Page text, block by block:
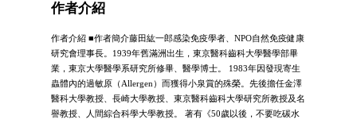
作者介紹
作者介紹 ■作者簡介藤田紘一郎感染免疫學者、NPO自然免疫健康
研究會理事長。1939年舊滿洲出生，東京醫科齒科大學醫學部畢
業，東京大學醫學系研究所修畢、醫學博士。 1983年因發現寄生
蟲體內的過敏原（Allergen）而獲得小泉賞的殊榮。先後擔任金澤
醫科大學教授、長崎大學教授、東京醫科齒科大學研究所教授及名
譽教授、人間綜合科學大學教授。 著有《50歲以後，不要吃碳水